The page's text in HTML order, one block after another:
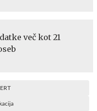
več kot 21